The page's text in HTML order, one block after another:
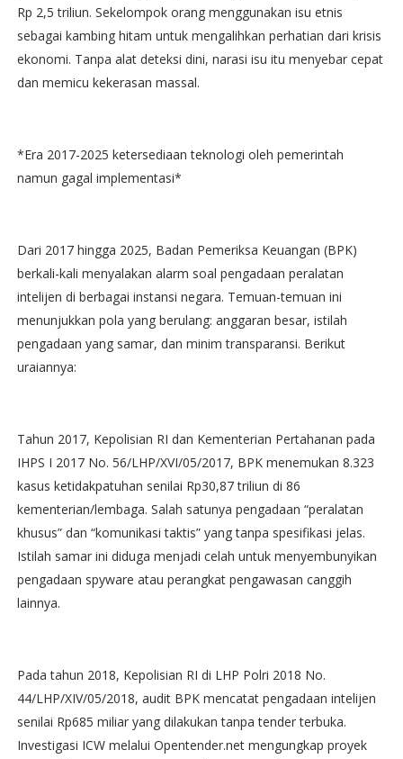
Rp 2,5 triliun. Sekelompok orang menggunakan isu etnis
sebagai kambing hitam untuk mengalihkan perhatian dari krisis
ekonomi. Tanpa alat deteksi dini, narasi isu itu menyebar cepat
dan memicu kekerasan massal.
*Era 2017-2025 ketersediaan teknologi oleh pemerintah
namun gagal implementasi*
Dari 2017 hingga 2025, Badan Pemeriksa Keuangan (BPK)
berkali-kali menyalakan alarm soal pengadaan peralatan
intelijen di berbagai instansi negara. Temuan-temuan ini
menunjukkan pola yang berulang: anggaran besar, istilah
pengadaan yang samar, dan minim transparansi. Berikut
uraiannya:
Tahun 2017, Kepolisian RI dan Kementerian Pertahanan pada
IHPS I 2017 No. 56/LHP/XVI/05/2017, BPK menemukan 8.323
kasus ketidakpatuhan senilai Rp30,87 triliun di 86
kementerian/lembaga. Salah satunya pengadaan “peralatan
khusus” dan “komunikasi taktis” yang tanpa spesifikasi jelas.
Istilah samar ini diduga menjadi celah untuk menyembunyikan
pengadaan spyware atau perangkat pengawasan canggih
lainnya.
Pada tahun 2018, Kepolisian RI di LHP Polri 2018 No.
44/LHP/XIV/05/2018, audit BPK mencatat pengadaan intelijen
senilai Rp685 miliar yang dilakukan tanpa tender terbuka.
Investigasi ICW melalui Opentender.net mengungkap proyek